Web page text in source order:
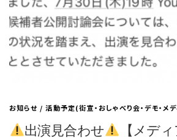
お知らせ/活動予定(街宣・おしゃべり会・デモ・メ
出演見合わせ
【メデ